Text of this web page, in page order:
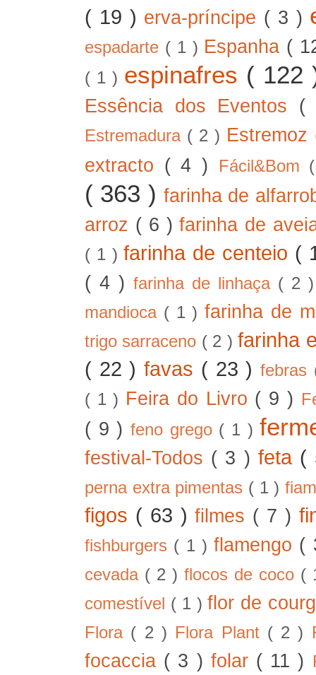
( 19 ) erva-príncipe ( 3 )
espadarte ( 1 ) Espanha (
( 1 ) espinafres (
Essência dos Eventos (
Estremadura ( 2 ) Estremoz
extracto ( 4 ) Fácil&Bom
( 363 )farinha de
arroz ( 6 )farinha de
( 1 )farinha de centeio (
( 4 ) farinha de linhaça ( 2
mandioca ( 1 )farinha de
trigo sarraceno ( 2 )farinha
( 22 )favas ( 23 ) febras
( 1 ) Feira do Livro ( 9 )
( 9 ) feno grego ( 1 )
festival-Todos ( 3 ) feta (
perna extra pimentas ( 1 )
figos ( 63 )filmes ( 7 )
fishburgers ( 1 )flamengo (
cevada ( 2 )flocos de coco (
comestível ( 1 )flor de
Flora ( 2 ) Flora Plant ( 2 )
focaccia ( 3 ) folar ( 11 )